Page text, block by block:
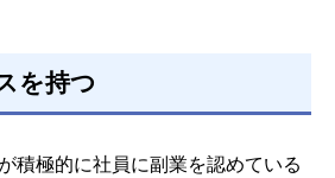
を持つ
積極的に社員に副業を認めている